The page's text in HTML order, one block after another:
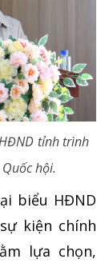
tỉnh trình
hội.
biểu HĐND
kiện chính
lựa chọn,